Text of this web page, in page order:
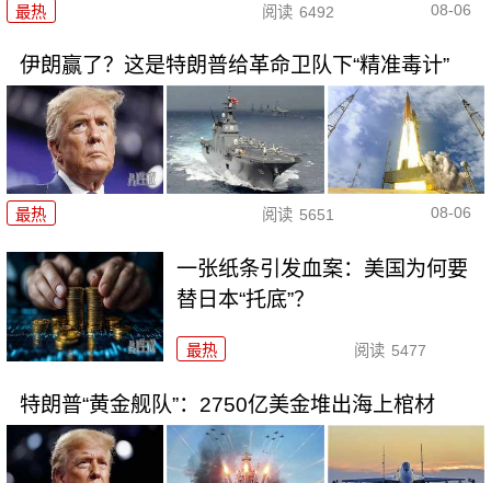
最热 阅读 6492 08-06
伊朗赢了？这是特朗普给革命卫队下“精准毒计”
最热 阅读 5651 08-06
一张纸条引发血案：美国为何要
替日本“托底”？
最热 阅读 5477
特朗普“黄金舰队”：2750亿美金堆出海上棺材